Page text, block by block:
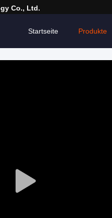
Co., Ltd.
Startseite Produkte
Play